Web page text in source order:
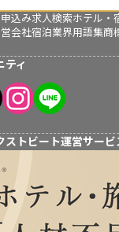
込み求人検索ホテル・
会社宿泊業界用語集商
ティ
ストビート運営サービ